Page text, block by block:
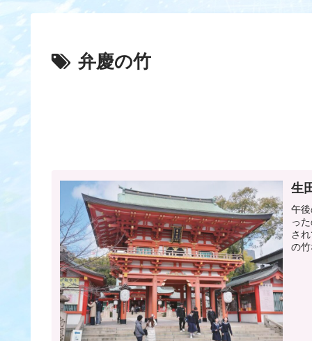
弁慶の竹
生
午
っ
さ
の